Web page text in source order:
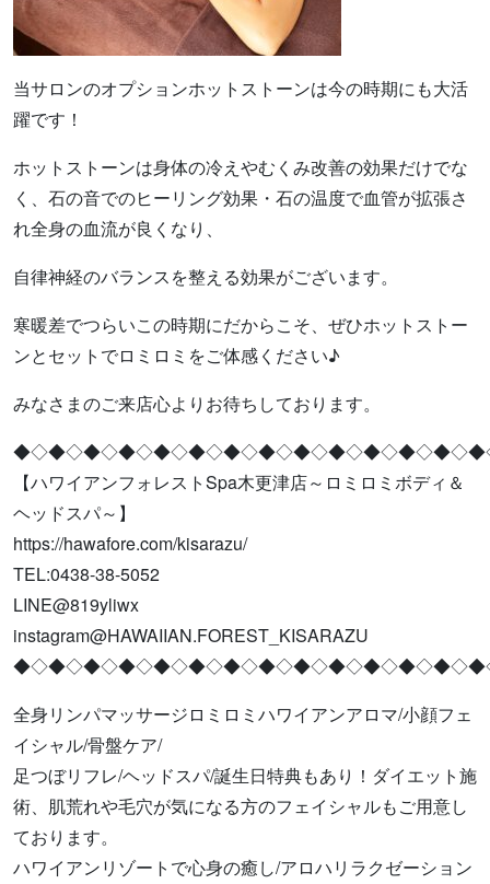
当サロンのオプションホットストーンは今の時期にも大活
躍です！
ホットストーンは身体の冷えやむくみ改善の効果だけでな
く、石の音でのヒーリング効果・石の温度で血管が拡張さ
れ全身の血流が良くなり、
自律神経のバランスを整える効果がございます。
寒暖差でつらいこの時期にだからこそ、ぜひホットストー
ンとセットでロミロミをご体感ください♪
みなさまのご来店心よりお待ちしております。
【ハワイアンフォレストSpa木更津店～ロミロミボディ＆
ヘッドスパ～】
https://hawafore.com/kisarazu/
TEL:0438-38-5052
LINE@819yliwx
instagram@HAWAIIAN.FOREST_KISARAZU
全身リンパマッサージロミロミハワイアンアロマ/小顔フェ
イシャル/骨盤ケア/
足つぼリフレ/ヘッドスパ/誕生日特典もあり！ダイエット施
術、肌荒れや毛穴が気になる方のフェイシャルもご用意し
ております。
ハワイアンリゾートで心身の癒し/アロハリラクゼーション